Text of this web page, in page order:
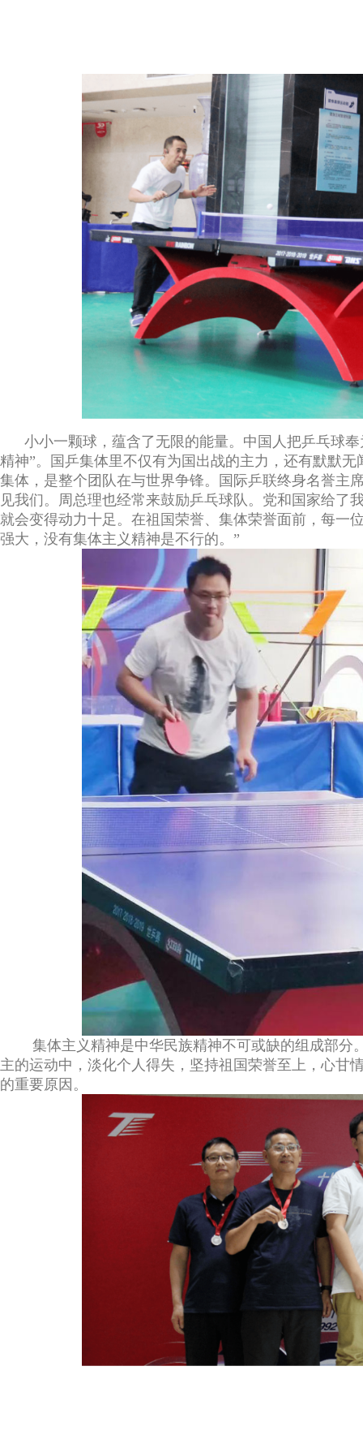
小小一颗球，蕴含了无限的能量。中国人把乒乓球奉
精神”。国乒集体里不仅有为国出战的主力，还有默默
集体，是整个团队在与世界争锋。国际乒联终身名誉主
见我们。周总理也经常来鼓励乒乓球队。党和国家给了
就会变得动力十足。在祖国荣誉、集体荣誉面前，每一
强大，没有集体主义精神是不行的。”
集体主义精神是中华民族精神不可或缺的组成部分
主的运动中，淡化个人得失，坚持祖国荣誉至上，心甘
的重要原因。